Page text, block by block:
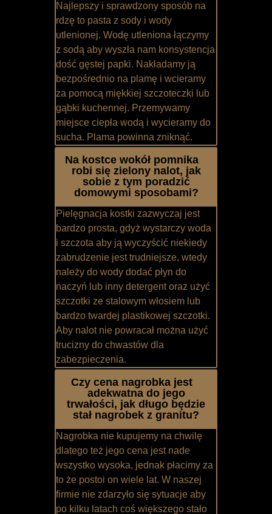
Najlepszy i sprawdzony sposób na
rdzę to pasta z sody i wody
utlenionej. Wodę utleniona łączymy
z sodą aby wyszła nam konsystencja
dość gęstej papki. Nakładamy ją
bezpośrednio na plamę i wcieramy
za pomocą miękkiej szczoteczki lub
gąbki kuchennej. Przemywamy
miejsce ciepła wodą i wycieramy do
sucha. Plama powinna zniknąć.
Na kostce wokół pomnika
robi się zielony nalot, jak
sobie z tym poradzić
domowymi sposobami?
Pielęgnacja kostki zazwyczaj jest
bardzo prosta, gdyż wystarczy woda
i szczota aby ją wyczyścić niekiedy
zabrudzenie jest trudniejsze, wtedy
należy do wody dodać płyn do
naczyń lub inny detergent oraz użyć
szczotki ze stalowym włosiem lub
bardzo twardej plastikowej szczotki.
Aby nalot nie powracał można użyć
trucizny do chwastów dla
zabezpieczenia.
Czy cena nagrobka jest
adekwatna do jego
trwałości, jak długo będzie
stał nagrobek z granitu?
Nagrobka nie kupujemy na chwilę
dlatego też jego cena jest nade
wszystko wysoka, jednak płacimy za
to że postoi on wiele lat. W naszej
firmie nie zdarzyło się sytuacje aby
po kilku latach coś większego stało